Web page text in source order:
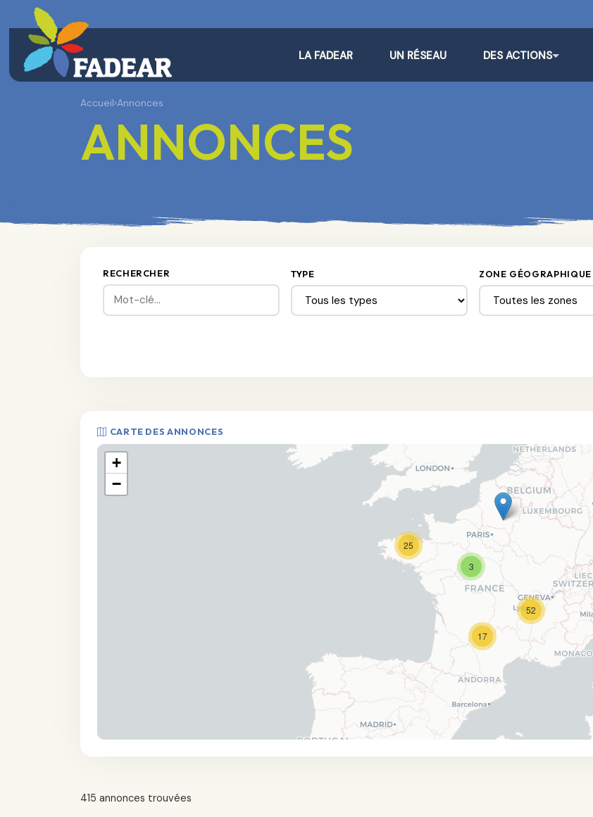
LA FADEAR UN RÉSEAU DES ACTIONS
Accueil›Annonces
ANNONCES
RECHERCHER TYPE ZONE GÉOGRAPHIQUE
CARTE DES ANNONCES
3
25
17
52
+
−
415 annonces trouvées